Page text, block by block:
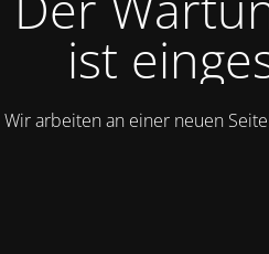
ist
Wir arbeiten an einer neuen